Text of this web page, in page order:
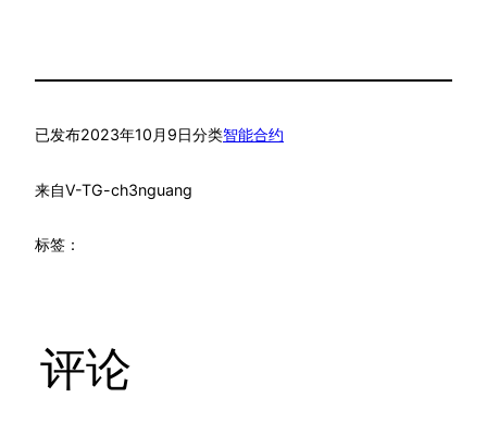
已发布2023年10月9日分类智能合约
来自V-TG-ch3nguang
标签：
评论